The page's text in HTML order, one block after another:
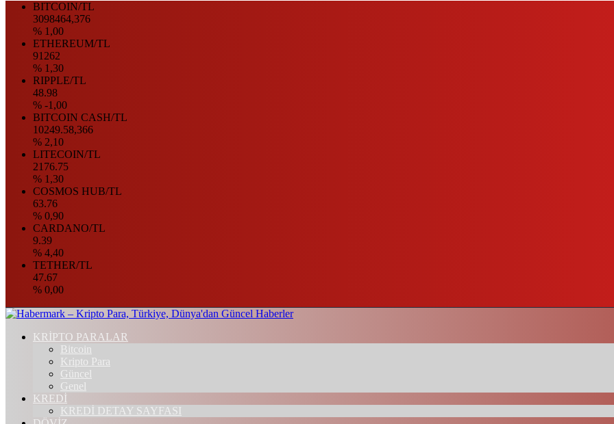
BITCOIN/TL
3098464,376
% 1,00
ETHEREUM/TL
91262
% 1,30
RIPPLE/TL
48.98
% -1,00
BITCOIN CASH/TL
10249.58,366
% 2,10
LITECOIN/TL
2176.75
% 1,30
COSMOS HUB/TL
63.76
% 0,90
CARDANO/TL
9.39
% 4,40
TETHER/TL
47.67
% 0,00
KRİPTO PARALAR
Bitcoin
Kripto Para
Güncel
Genel
KREDİ
KREDİ DETAY SAYFASI